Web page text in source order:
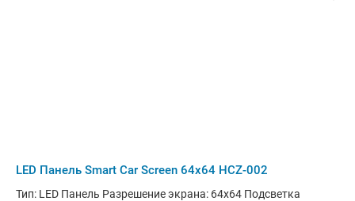
LED Панель Smart Car Screen 64x64 HCZ-002
Тип: LED Панель Разрешение экрана: 64x64 Подсветка